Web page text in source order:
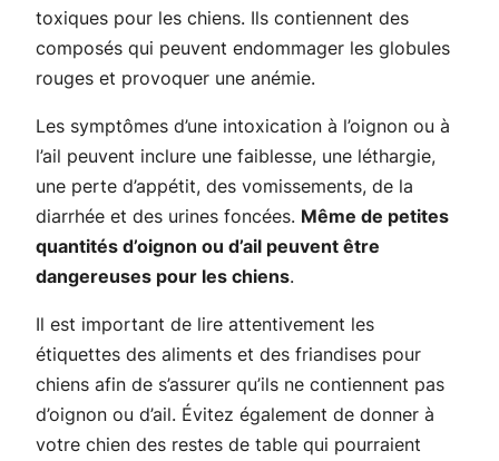
toxiques pour les chiens. Ils contiennent des
composés qui peuvent endommager les globules
rouges et provoquer une anémie.
Les symptômes d’une intoxication à l’oignon ou à
l’ail peuvent inclure une faiblesse, une léthargie,
une perte d’appétit, des vomissements, de la
diarrhée et des urines foncées. Même de petites
quantités d’oignon ou d’ail peuvent être
dangereuses pour les chiens.
Il est important de lire attentivement les
étiquettes des aliments et des friandises pour
chiens afin de s’assurer qu’ils ne contiennent pas
d’oignon ou d’ail. Évitez également de donner à
votre chien des restes de table qui pourraient